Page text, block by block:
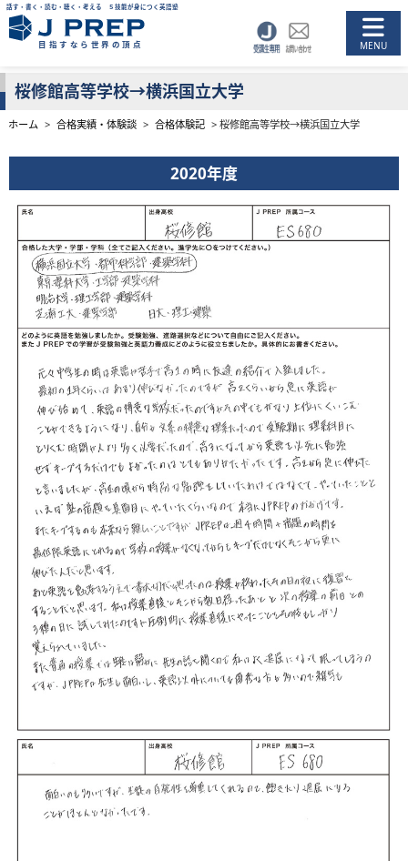
話す・書く・読む・聴く・考える ５技能が身につく英語塾
目指すなら世界の頂点
桜修館高等学校→横浜国立大学
ホーム > 合格実績・体験談 > 合格体験記 > 桜修館高等学校→横浜国立大学
2020年度